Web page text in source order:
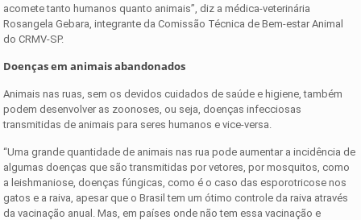
acomete tanto humanos quanto animais”, diz a médica-veterinária
Rosangela Gebara, integrante da Comissão Técnica de Bem-estar Animal
do CRMV-SP.
Doenças em animais abandonados
Animais nas ruas, sem os devidos cuidados de saúde e higiene, também
podem desenvolver as zoonoses, ou seja, doenças infecciosas
transmitidas de animais para seres humanos e vice-versa.
“Uma grande quantidade de animais nas rua pode aumentar a incidência de
algumas doenças que são transmitidas por vetores, por mosquitos, como
a leishmaniose, doenças fúngicas, como é o caso das esporotricose nos
gatos e a raiva, apesar que o Brasil tem um ótimo controle da raiva através
da vacinação anual. Mas, em países onde não tem essa vacinação e